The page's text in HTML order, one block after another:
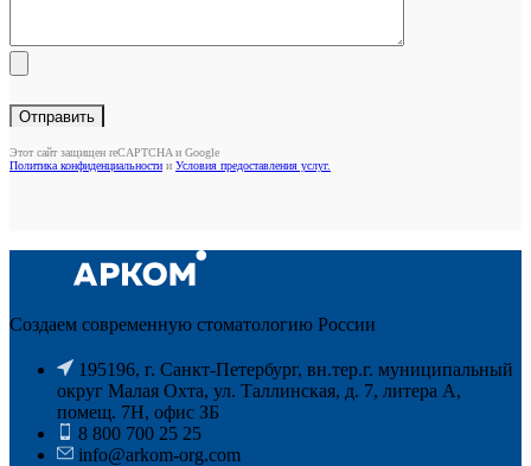
Этот сайт защищен reCAPTCHA и Google
Политика конфиденциальности и Условия предоставления услуг.
Создаем современную стоматологию России
195196, г. Санкт-Петербург, вн.тер.г. муниципальный
округ Малая Охта, ул. Таллинская, д. 7, литера А,
помещ. 7Н, офис ЗБ
8 800 700 25 25
info@arkom-org.com